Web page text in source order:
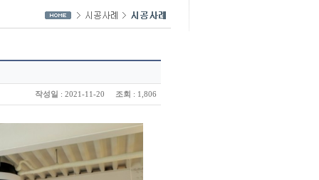
작성일 : 2021-11-20 조회 : 1,806